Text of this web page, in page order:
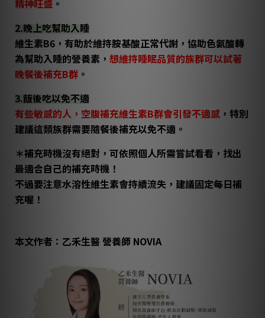
精神旺盛 。
2.晚上吃幫助入睡
維生素B6，有助於維持胺基酸正常代謝，協助色氨酸轉
為幫助入睡的營養素， 想維持睡眠品質的族群可以試著
晚餐後補充B群 。
3.飯後吃以免不適
有些敏感的人，空腹補充維生素B群會引發不適感 ，特別
建議這類族群需要隨餐後補充以免不適。
＊補充時機沒有絕對，可依照個人所需嘗試看看，找出
最適合自己的補充時機！
不過要注意水溶性維生素會持續流失，建議固定每日補
充喔！
本文作者：乙禾生醫 營養師 NOVIA